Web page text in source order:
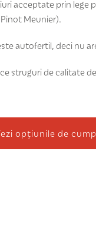
acceptate prin lege
Meunier).
autofertil, deci nu
struguri de calitate
opțiunile de